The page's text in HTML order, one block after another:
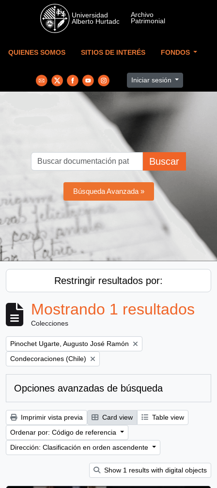
Skip to main content
QUIENES SOMOS SITIOS DE INTERÉS FONDOS
Iniciar sesión
Buscar
Búsqueda Avanzada »
Restringir resultados por:
Mostrando 1 resultados
Colecciones
Remove filter:
Pinochet Ugarte, Augusto José Ramón
Remove filter:
Condecoraciones (Chile)
Opciones avanzadas de búsqueda
Imprimir vista previa Card view
Table view
Ordenar por: Código de referencia
Dirección: Clasificación en orden ascendente
Show 1 results with digital objects